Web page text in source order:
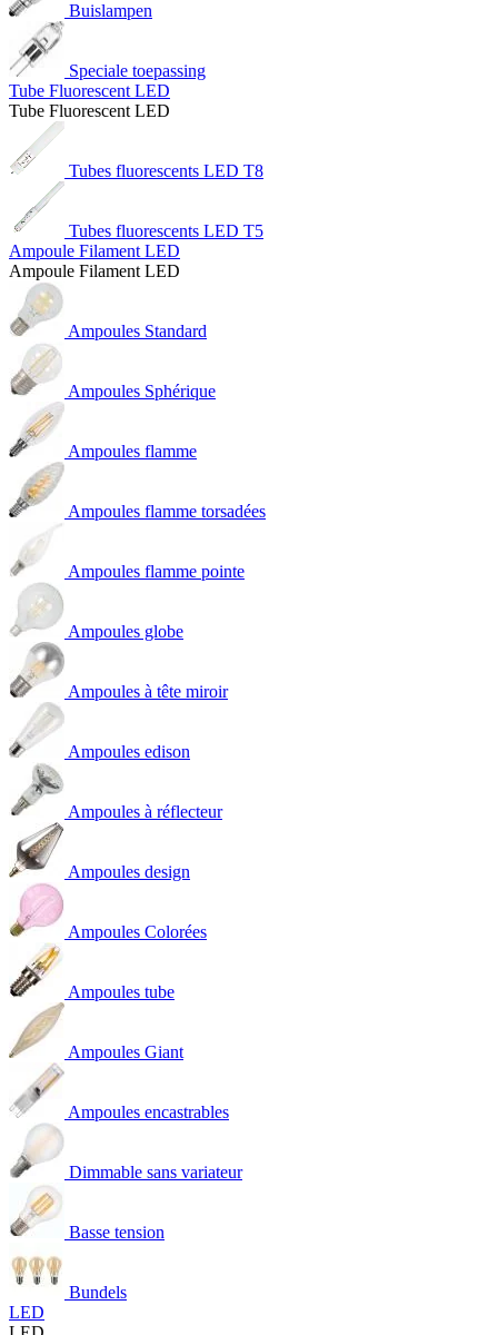
Buislampen
Speciale toepassing
Tube Fluorescent LED
Tube Fluorescent LED
Tubes fluorescents LED T8
Tubes fluorescents LED T5
Ampoule Filament LED
Ampoule Filament LED
Ampoules Standard
Ampoules Sphérique
Ampoules flamme
Ampoules flamme torsadées
Ampoules flamme pointe
Ampoules globe
Ampoules à tête miroir
Ampoules edison
Ampoules à réflecteur
Ampoules design
Ampoules Colorées
Ampoules tube
Ampoules Giant
Ampoules encastrables
Dimmable sans variateur
Basse tension
Bundels
LED